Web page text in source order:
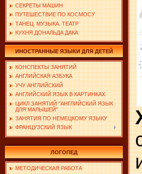
СЕКРЕТЫ МАШИН
ПУТЕШЕСТВИЕ ПО КОСМОСУ
ТАНЕЦ. МУЗЫКА. ТЕАТР
КУХНЯ ДОНАЛЬДА ДАКА
ИНОСТРАННЫЕ ЯЗЫКИ ДЛЯ ДЕТЕЙ
КОНСПЕКТЫ ЗАНЯТИЙ
АНГЛИЙСКАЯ АЗБУКА
УЧУ АНГЛИЙСКИЙ
АНГЛИЙСКИЙ ЯЗЫК В КАРТИНКАХ
ЦИКЛ ЗАНЯТИЙ "АНГЛИЙСКИЙ ЯЗЫК
ДЛЯ МАЛЫШЕЙ"
ЗАНЯТИЯ ПО НЕМЕЦКОМУ ЯЗЫКУ
ФРАНЦУЗСКИЙ ЯЗЫК
ЛОГОПЕД
МЕТОДИЧЕСКАЯ РАБОТА